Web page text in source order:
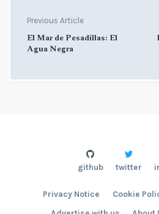
Previous Article
El Mar de Pesadillas: El
Agua Negra
Privacy Notice Cookie
github twitter